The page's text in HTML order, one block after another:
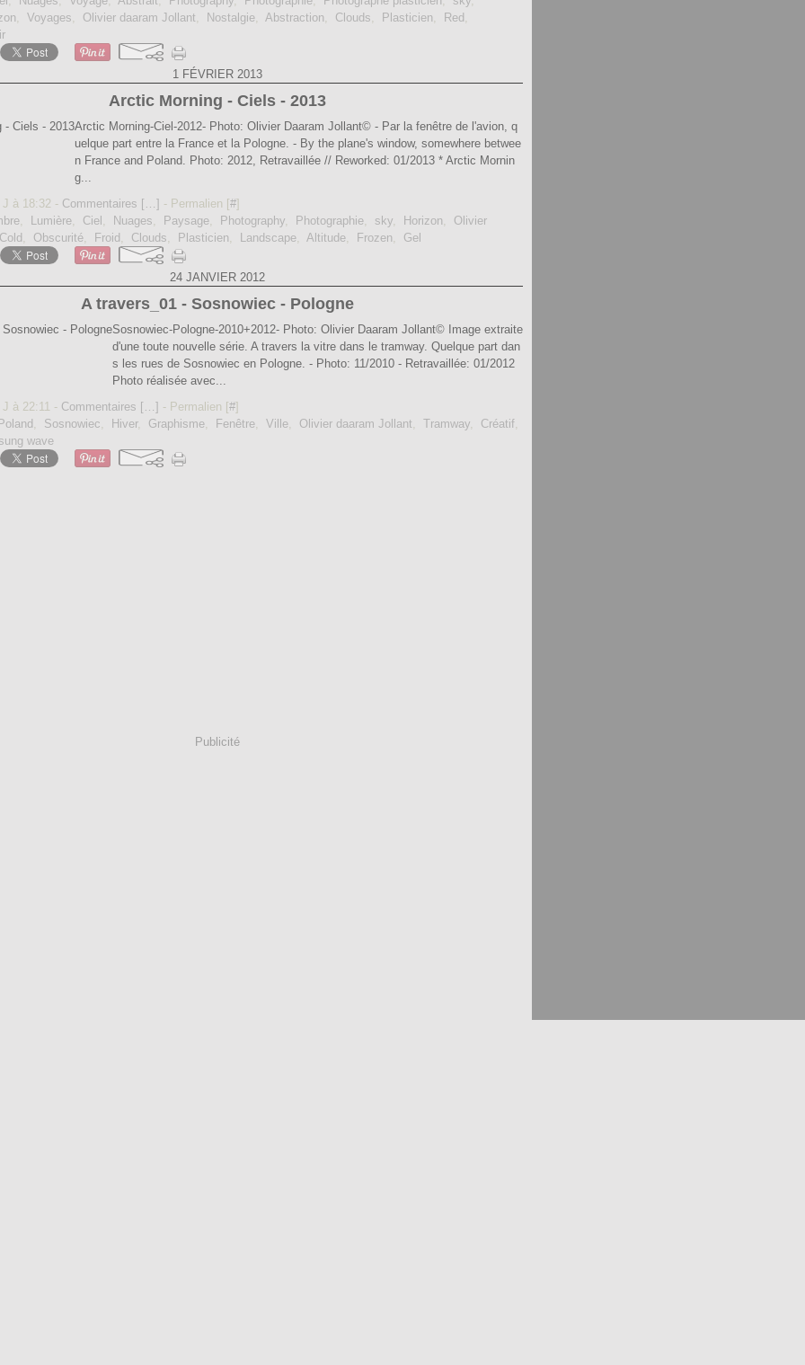
, Voyages, Olivier daaram Jollant, Nostalgie, Abstraction, Clouds, Plasticien, Red ,
1 FÉVRIER 2013
Arctic Morning - Ciels - 2013
Arctic Morning-Ciel-2012- Photo: Olivier Daaram Jollant© - Par la fenêtre de l'avion, q
uelque part entre la France et la Pologne. - By the plane's window, somewhere betwee
n France and Poland. Photo: 2012, Retravaillée // Reworked: 01/2013 * Arctic Mornin
g...
J à 18:32 - Commentaires [ …] - Permalien [#]
, Lumière, Ciel , Nuages, Paysage, Photography, Photographie, sky, Horizon, Olivier
Cold , Obscurité, Froid , Clouds, Plasticien, Landscape, Altitude, Frozen, Gel
24 JANVIER 2012
A travers_01 - Sosnowiec - Pologne
Sosnowiec-Pologne-2010+2012- Photo: Olivier Daaram Jollant© Image extraite
d'une toute nouvelle série. A travers la vitre dans le tramway. Quelque part dan
s les rues de Sosnowiec en Pologne. - Photo: 11/2010 - Retravaillée: 01/2012
Photo réalisée avec...
à 22:11 - Commentaires [ …] - Permalien [#]
Poland , Sosnowiec, Hiver, Graphisme, Fenêtre, Ville, Olivier daaram Jollant, Tramway, Créatif,
wave
Publicité